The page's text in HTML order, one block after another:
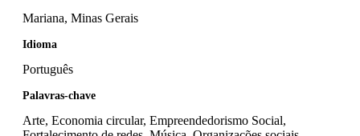
Mariana, Minas Gerais
Idioma
Português
Palavras-chave
Arte, Economia circular, Empreendedorismo Social,